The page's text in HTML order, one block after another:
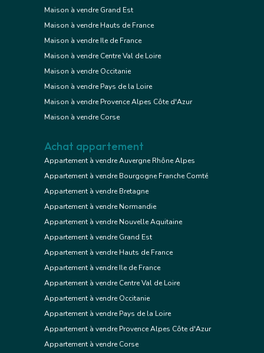
Maison à vendre Grand Est
Maison à vendre Hauts de France
Maison à vendre Ile de France
Maison à vendre Centre Val de Loire
Maison à vendre Occitanie
Maison à vendre Pays de la Loire
Maison à vendre Provence Alpes Côte d'Azur
Maison à vendre Corse
Achat appartement
Appartement à vendre Auvergne Rhône Alpes
Appartement à vendre Bourgogne Franche Comté
Appartement à vendre Bretagne
Appartement à vendre Normandie
Appartement à vendre Nouvelle Aquitaine
Appartement à vendre Grand Est
Appartement à vendre Hauts de France
Appartement à vendre Ile de France
Appartement à vendre Centre Val de Loire
Appartement à vendre Occitanie
Appartement à vendre Pays de la Loire
Appartement à vendre Provence Alpes Côte d'Azur
Appartement à vendre Corse